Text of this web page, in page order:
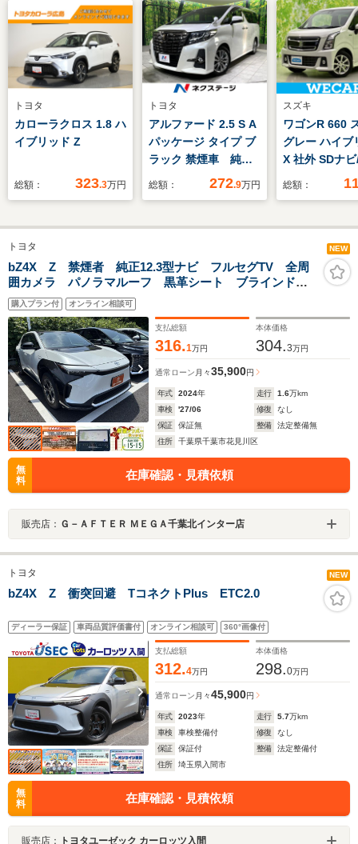
トヨタ
カローラクロス 1.8 ハ
イブリッド Z
総額： 323.3万円
トヨタ
アルファード 2.5 S A
パッケージ タイプ ブ
ラック 禁煙車 純正
10型ナビ フリップ
パワーバックドア リ
ルーズコントロール
オットマン付セカンド
ETC
総額： 272.9万円
スズキ
ワゴンR 660
グレー ハイブ
X 社外 SDナ
全装置/シート
ドランプ
LED/
続/ETC/EBD
滑り防止装置/
総額：
トヨタ NEW
bZ4X Z 禁煙者 純正12.3型ナビ フルセグTV 全周
囲カメラ パノラマルーフ 黒革シート ブラインドス
ポットモニター レーダークルーズコントロール ステ
アリングヒーター シートエアコン ETC2.0
購入プラン付 オンライン相談可
支払総額
316.1万円
本体価格
304.3万円
通常ローン 月々35,900円
年式 2024年 走行 1.6万km
車検
'27/06 修復
なし
保証
保証無 整備
法定整備無
住所
千葉県千葉市花見川区
無
料
在庫確認・見積依頼
販売店： Ｇ－ＡＦＴＥＲ ＭＥＧＡ千葉北インター店
トヨタ NEW
bZ4X Z 衝突回避 TコネクトPlus ETC2.0
ディーラー保証 車両品質評価書付 オンライン相談可 360°画像付
支払総額
312.4万円
本体価格
298.0万円
通常ローン 月々45,900円
年式 2023年 走行 5.7万km
車検
車検整備付 修復
なし
保証
保証付 整備
法定整備付
住所
埼玉県入間市
無
料
在庫確認・見積依頼
販売店： トヨタユーゼック カーロッツ入間